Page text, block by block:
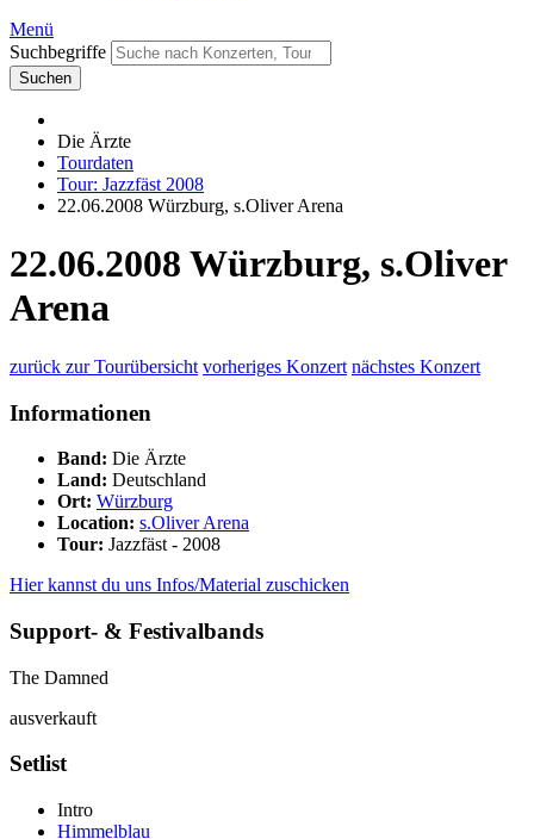
Menü
Suchbegriffe
Suchen
Die Ärzte
Tourdaten
Tour: Jazzfäst 2008
22.06.2008 Würzburg, s.Oliver Arena
22.06.2008 Würzburg, s.Oliver
Arena
zurück zur Tourübersicht vorheriges Konzert nächstes Konzert
Informationen
Band: Die Ärzte
Land: Deutschland
Ort: Würzburg
Location: s.Oliver Arena
Tour: Jazzfäst - 2008
Hier kannst du uns Infos/Material zuschicken
Support- & Festivalbands
The Damned
ausverkauft
Setlist
Intro
Himmelblau